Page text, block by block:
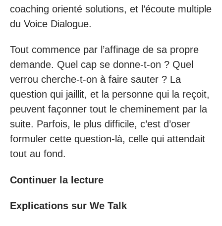
coaching orienté solutions, et l’écoute multiple
du Voice Dialogue.
Tout commence par l’affinage de sa propre
demande. Quel cap se donne-t-on ? Quel
verrou cherche-t-on à faire sauter ? La
question qui jaillit, et la personne qui la reçoit,
peuvent façonner tout le cheminement par la
suite. Parfois, le plus difficile, c’est d’oser
formuler cette question-là, celle qui attendait
tout au fond.
Continuer la lecture
Explications sur We Talk